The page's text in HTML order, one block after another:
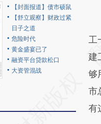
【封面报道】债市硕鼠
【舒立观察】财政过紧
日子之道
危险时代
黄金盛宴已了
融资平台贷款松口
大资管混战
而
财
比
工
建
够
市
有